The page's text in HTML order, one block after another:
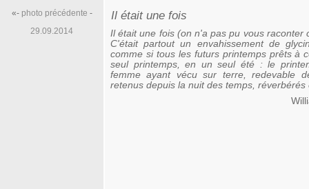
«-photo précédente -
29.09.2014
Il était une fois
Il était une fois (on n'a pas pu vous raconter
C'était partout un envahissement de
comme si tous les futurs printemps prêts à
seul printemps, en un seul été : le
femme ayant vécu sur terre, redevable
retenus depuis la nuit des temps, réverbérés